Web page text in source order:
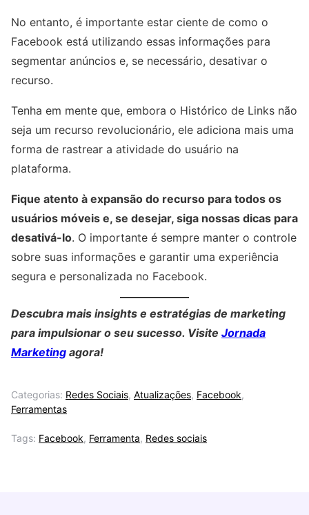
No entanto, é importante estar ciente de como o
Facebook está utilizando essas informações para
segmentar anúncios e, se necessário, desativar o
recurso.
Tenha em mente que, embora o Histórico de Links não
seja um recurso revolucionário, ele adiciona mais uma
forma de rastrear a atividade do usuário na
plataforma.
Fique atento à expansão do recurso para todos os
usuários móveis e, se desejar, siga nossas dicas para
desativá-lo. O importante é sempre manter o controle
sobre suas informações e garantir uma experiência
segura e personalizada no Facebook.
Descubra mais insights e estratégias de marketing
para impulsionar o seu sucesso. Visite Jornada
Marketing agora!
Categorias: Redes Sociais, Atualizações, Facebook,
Ferramentas
Tags: Facebook, Ferramenta, Redes sociais